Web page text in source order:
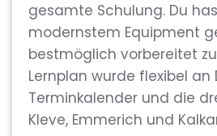
gesamte Schulung. Du
modernstem Equipment
bestmöglich vorbereitet zu
Lernplan wurde flexibel an
Terminkalender und die
Kleve, Emmerich und